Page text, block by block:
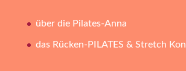
über die Pilates-Anna
das Rücken-PILATES & Stretch